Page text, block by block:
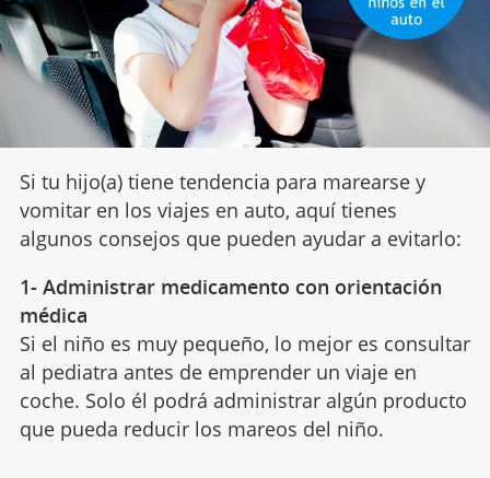
Si tu hijo(a) tiene tendencia para marearse y
vomitar en los viajes en auto, aquí tienes
algunos consejos que pueden ayudar a evitarlo:
1- Administrar medicamento con orientación
médica
Si el niño es muy pequeño, lo mejor es consultar
al pediatra antes de emprender un viaje en
coche. Solo él podrá administrar algún producto
que pueda reducir los mareos del niño.